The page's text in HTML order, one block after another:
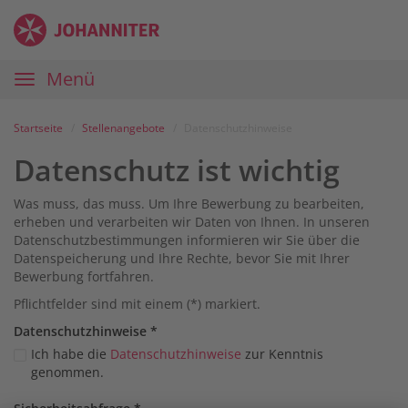
Zum
Inhalt
Anmelden
Zur
Navigation
Zur
Startseite
Karriereportal
Johanniter
Hauptnavigation
Menü
Startseite Stellenangebote
Datenschutz ist wichtig
Was muss, das muss. Um Ihre Bewerbung zu bearbeiten,
erheben und verarbeiten wir Daten von Ihnen. In unseren
Datenschutzbestimmungen informieren wir Sie über die
Datenspeicherung und Ihre Rechte, bevor Sie mit Ihrer
Bewerbung fortfahren.
Pflichtfelder sind mit einem (*) markiert.
Datenschutz­hinweise *
Ich habe die Datenschutzhinweise zur Kenntnis
genommen.